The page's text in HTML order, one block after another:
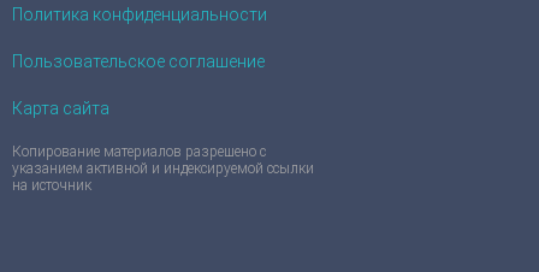
Копирование материалов разрешено с
указанием активной и индексируемой ссылки
на источник
Политика конфиденциальности
Пользовательское соглашение
Карта сайта